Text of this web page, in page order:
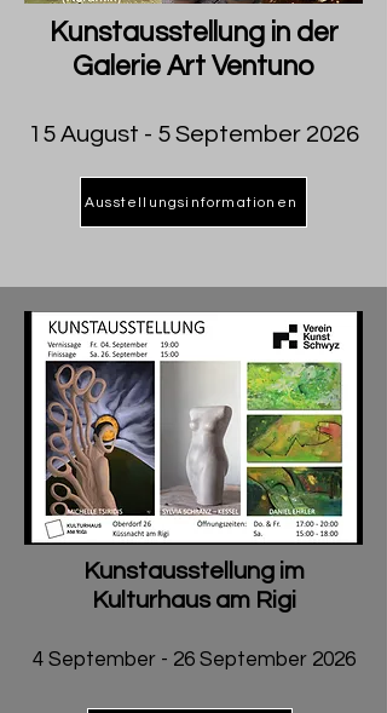
Kunstausstellung in der
Galerie Art Ventuno
15 August - 5 September 2026
Ausstellungsinformationen
Kunstausstellung im
Kulturhaus am Rigi
4 September - 26 September 2026